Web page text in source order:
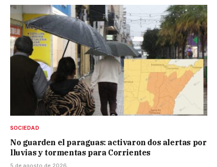
SOCIEDAD
No guarden el paraguas: activaron dos alertas por
lluvias y tormentas para Corrientes
5 de agosto de 2026